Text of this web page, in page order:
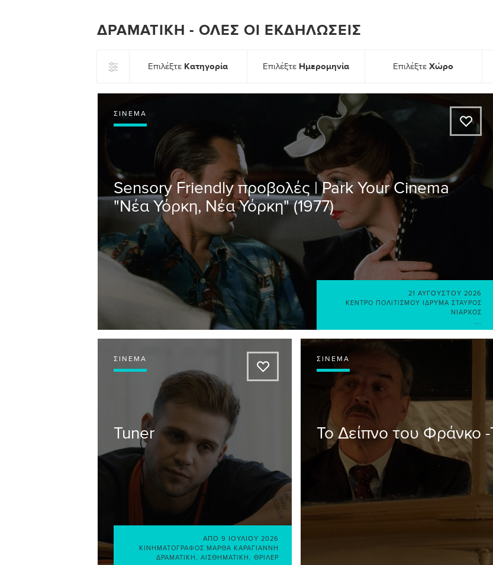
ΔΡΑΜΑΤΙΚΉ - ΌΛΕΣ ΟΙ ΕΚΔΗΛΏΣΕΙΣ
Επιλέξτε Κατηγορία Επιλέξτε Ημερομηνία ΕπιλέξτεΧώρο
ΣΙΝΕΜΆ
A
Sensory Friendly προβολές | Park Your Cinema
"Νέα Υόρκη, Νέα Υόρκη" (1977)
21 ΑΥΓΟΎΣΤΟΥ 2026
ΚΈΝΤΡΟ ΠΟΛΙΤΙΣΜΟΎ ΊΔΡΥΜΑ ΣΤΑΎΡΟΣ
ΝΙΆΡΧΟΣ
ΣΙΝΕΜΆ
A
Tuner
ΑΠΌ 9 ΙΟΥΛΊΟΥ 2026
ΚΙΝΗΜΑΤΟΓΡΆΦΟΣ ΜΆΡΘΑ ΚΑΡΑΓΙΆΝΝΗ
ΔΡΑΜΑΤΙΚΉ
ΑΙΣΘΗΜΑΤΙΚΉ ΘΡΊΛΕΡ
ΣΙΝΕΜΆ
Το Δείπνο του Φράνκο